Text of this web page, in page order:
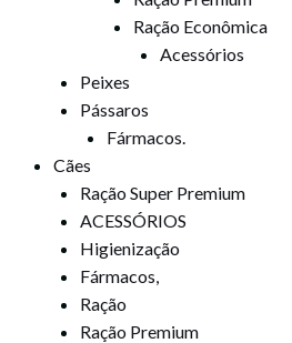
Ração Econômica
Acessórios
Peixes
Pássaros
Fármacos.
Cães
Ração Super Premium
ACESSÓRIOS
Higienização
Fármacos,
Ração
Ração Premium